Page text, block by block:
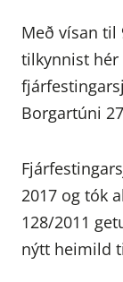
Með vísan til
tilkynnist hér
Borgartúni
2017 og tók
128/2011
nýtt heimild